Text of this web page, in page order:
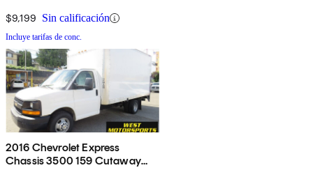
$9,199 Sin calificación
Incluye tarifas de conc.
2016 Chevrolet Express
Chassis 3500 159 Cutaway